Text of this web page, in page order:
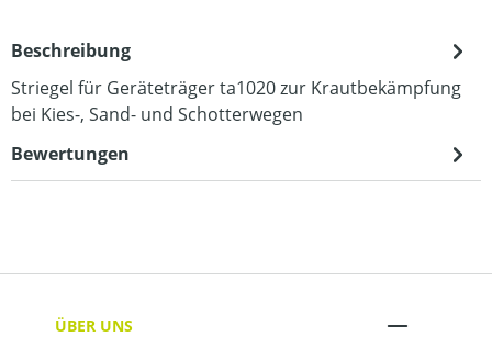
Beschreibung
Striegel für Geräteträger ta1020 zur Krautbekämpfung
bei Kies-, Sand- und Schotterwegen
Bewertungen
ÜBER UNS